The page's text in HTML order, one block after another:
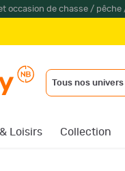
occasion de chasse / pêche
Tous nos univers
Loisirs Collection